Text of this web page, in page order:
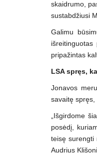
skaidrumo,
sustabdžiusi
Galimu
pripažintas
LSA spręs,
Jonavos
savaitę spręs,
„Išgirdome
posėdį,
teisę surengti
Audrius